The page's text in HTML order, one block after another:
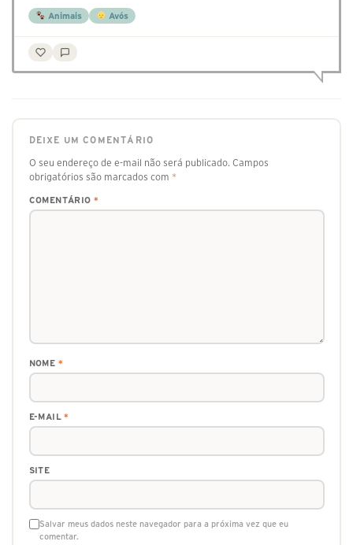
Animais Avós
DEIXE UM COMENTÁRIO
O seu endereço de e-mail não será publicado. Campos
obrigatórios são marcados com *
COMENTÁRIO *
NOME *
E-MAIL*
SITE
Salvar meus dados neste navegador para a próxima vez que eu
comentar.